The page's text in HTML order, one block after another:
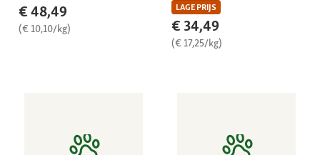
€ 48,49
(€ 10,10/kg)
LAGE PRIJS
€ 34,49
(€ 17,25/kg)